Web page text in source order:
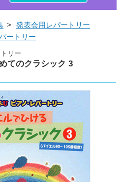
>
発表会用レパートリー
ートリー
リー
てのクラシック 3